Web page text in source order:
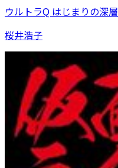
ウルトラQ はじまりの深層
桜井浩子